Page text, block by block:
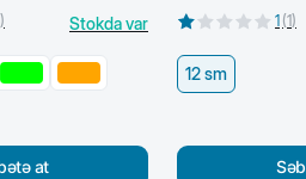
) Stokda var
at
1 (1)
12 sm